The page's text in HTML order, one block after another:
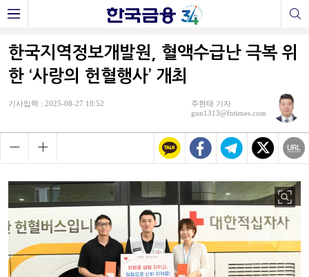
한국지역정보개발원, 혈액수급난 극복 위
한 ‘사랑의 헌혈행사’ 개최
기사입력 : 2025-08-27 10:52
주현태 기자
gun1313@fntimes.com